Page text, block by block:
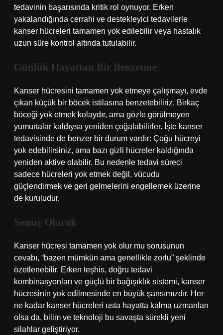
tedavinin başarısında kritik rol oynuyor. Erken
yakalandığında cerrahi ve destekleyici tedavilerle
kanser hücreleri tamamen yok edilebilir veya hastalık
uzun süre kontrol altında tutulabilir.
Günlük Hayattan Bir Benzetme
Kanser hücresini tamamen yok etmeye çalışmayı, evde
çıkan küçük bir böcek istilasına benzetebiliriz. Birkaç
böceği yok etmek kolaydır, ama gözle görülmeyen
yumurtalar kaldıysa yeniden çoğalabilirler. İşte kanser
tedavisinde de benzer bir durum vardır: Çoğu hücreyi
yok edebilirsiniz, ama bazı gizli hücreler kaldığında
yeniden aktive olabilir. Bu nedenle tedavi süreci
sadece hücreleri yok etmek değil, vücudu
güçlendirmek ve geri gelmelerini engellemek üzerine
de kuruludur.
Sonuç Olarak
Kanser hücresi tamamen yok olur mu sorusunun
cevabı, “bazen mümkün ama genellikle zorlu” şeklinde
özetlenebilir. Erken teşhis, doğru tedavi
kombinasyonları ve güçlü bir bağışıklık sistemi, kanser
hücresinin yok edilmesinde en büyük şansımızdır. Her
ne kadar kanser hücreleri usta hayatta kalma uzmanları
olsa da, bilim ve teknoloji bu savaşta sürekli yeni
silahlar geliştiriyor.